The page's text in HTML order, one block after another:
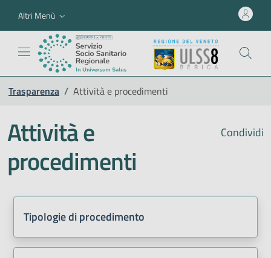
Altri Menù
Trasparenza / Attività e procedimenti
Condividi
Attività e
procedimenti
Tipologie di procedimento